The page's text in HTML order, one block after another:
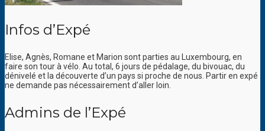
Infos d’Expé
Elise, Agnès, Romane et Marion sont parties au Luxembourg, en
faire son tour à vélo. Au total, 6 jours de pédalage, du bivouac, du
dénivelé et la découverte d’un pays si proche de nous. Partir en expé
ne demande pas nécessairement d’aller loin.
Admins de l’Expé